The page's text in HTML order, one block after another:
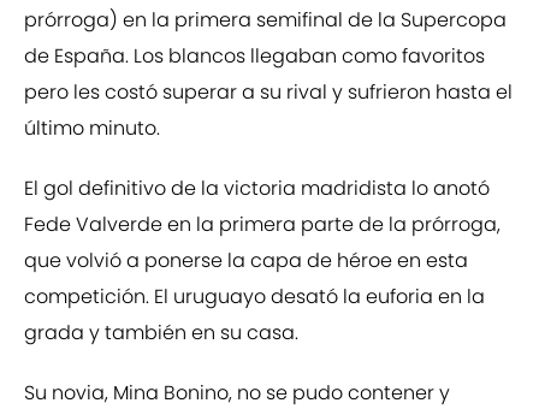
prórroga) en la primera semifinal de la Supercopa
de España. Los blancos llegaban como favoritos
pero les costó superar a su rival y sufrieron hasta el
último minuto.
El gol definitivo de la victoria madridista lo anotó
Fede Valverde en la primera parte de la prórroga,
que volvió a ponerse la capa de héroe en esta
competición. El uruguayo desató la euforia en la
grada y también en su casa.
Su novia, Mina Bonino, no se pudo contener y